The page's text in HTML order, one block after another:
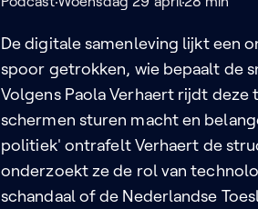
De digitale samenleving lijkt een
spoor getrokken, wie bepaalt de
Volgens Paola Verhaert rijdt
schermen sturen macht en
politiek' ontrafelt Verhaert de
onderzoekt ze de rol van
schandaal of de Nederlandse